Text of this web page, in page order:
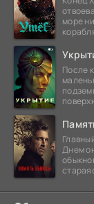
море
После
Днем